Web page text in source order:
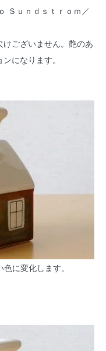
Ｓｕｎｄｓｔｒｏｍ／
けございません。艶のあ
になります。
に変化します。